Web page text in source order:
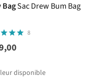
BagSac Drew Bum Bag
8
disponible